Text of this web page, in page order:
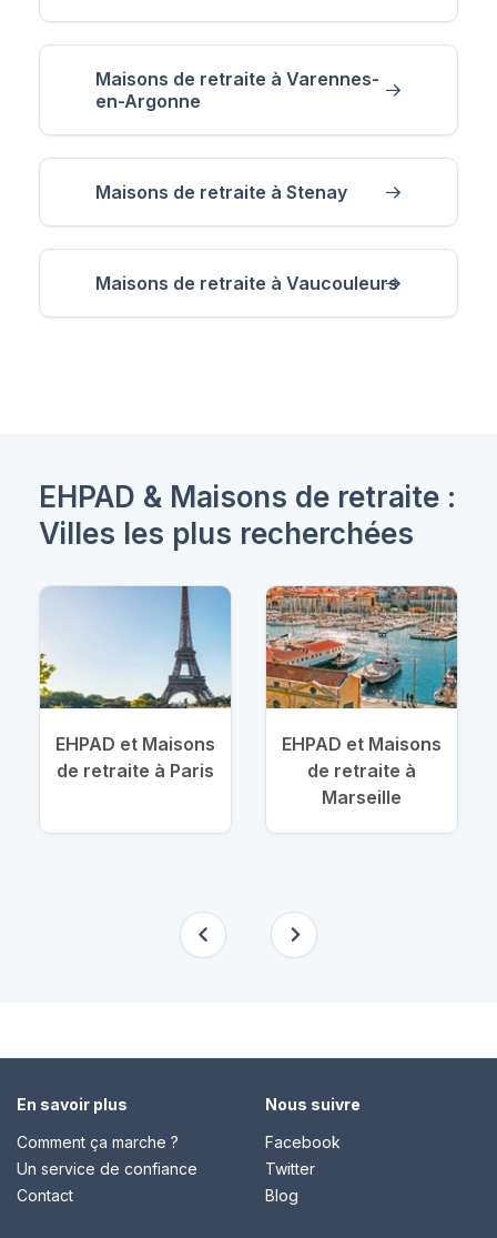
Maisons de retraite à Varennes-
en-Argonne
Maisons de retraite à Stenay
Maisons de retraite à Vaucouleurs
EHPAD & Maisons de retraite :
Villes les plus recherchées
EHPAD et Maisons
de retraite à Paris
EHPAD et Maisons
de retraite à
Marseille
En savoir plus
Comment ça marche ?
Un service de confiance
Contact
Nous suivre
Facebook
Twitter
Blog